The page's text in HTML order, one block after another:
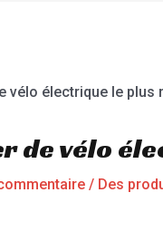
de vélo
/ Des